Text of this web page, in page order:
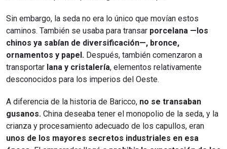
Sin embargo, la seda no era lo único que movían estos
caminos. También se usaba para transar porcelana —los
chinos ya sabían de diversificación—, bronce,
ornamentos y papel. Después, también comenzaron a
transportar lana y cristalería, elementos relativamente
desconocidos para los imperios del Oeste.
A diferencia de la historia de Baricco, no se transaban
gusanos. China deseaba tener el monopolio de la seda, y la
crianza y procesamiento adecuado de los capullos, eran
unos de los mayores secretos industriales en esa